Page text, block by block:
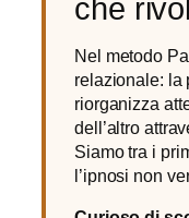
che
Nel metodo
relazionale: la
riorganizza
dell’altro
Siamo tra i
l’ipnosi non